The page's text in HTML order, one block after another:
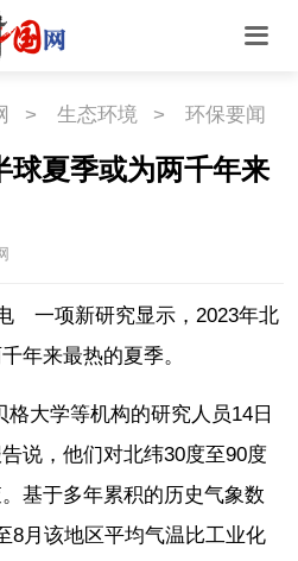
一带一路
草原 湾区
> 生态环境 > 环保要闻
球夏季或为两千年来
一项新研究显示，2023年北
年来最热的夏季。
格大学等机构的研究人员14日
说，他们对北纬30度至90度
基于多年累积的历史气象数
8月该地区平均气温比工业化